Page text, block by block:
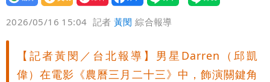
重」 1細節避而不談
97萬網紅「肥大叔」驚傳猝逝！最後身
影曝 網驚覺不對
泰國校園爆槍響！2師中彈亡20人傷 槍
爆料
2026/05/16 15:04 記者黃閔 綜合報導
【記者黃閔／台北報導】男星Darren（邱凱
偉）在電影《農曆三月二十三》中，飾演關鍵角